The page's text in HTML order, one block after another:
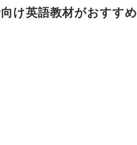
け英語教材がおすすめ